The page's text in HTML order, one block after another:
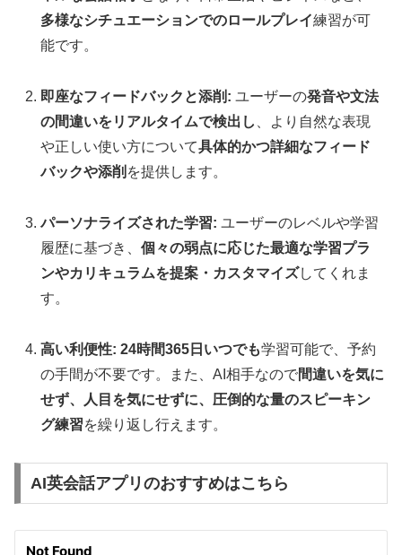
多様なシチュエーションでのロールプレイ練習が可
能です。
即座なフィードバックと添削: ユーザーの発音や文法
の間違いをリアルタイムで検出し
、より自然な表現
や正しい使い方について具体的かつ詳細なフィード
バックや添削 を提供します。
パーソナライズされた学習: ユーザーのレベルや学習
履歴に基づき、個々の弱点に応じた最適な学習プラ
ンやカリキュラムを提案・カスタマイズしてくれま
す。
高い利便性: 24時間365日いつでも学習可能で、予約
の手間が不要です。また、AI相手なので間違いを気に
せず、人目を気にせずに、圧倒的な量のスピーキン
グ練習を繰り返し行えます。
AI英会話アプリのおすすめはこちら